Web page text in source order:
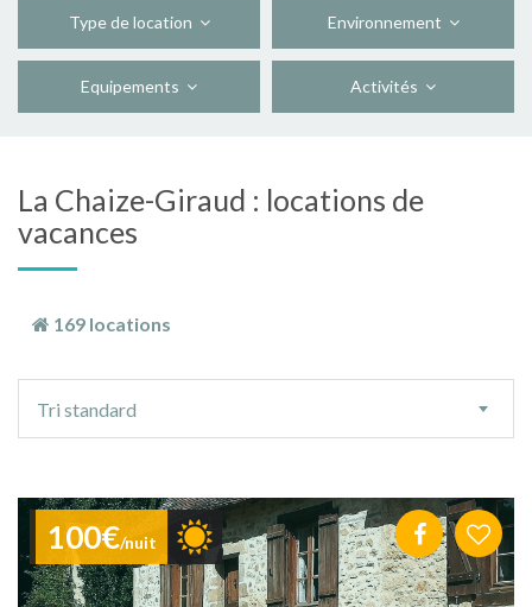
Type de location Environnement
Equipements Activités
La Chaize-Giraud : locations de
vacances
169 locations
tri
Tri standard
100€/nuit